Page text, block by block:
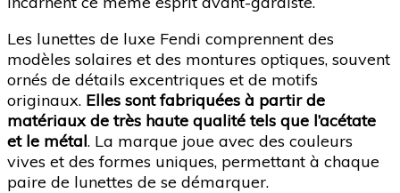
Les lunettes de luxe Fendi comprennent des
modèles solaires et des montures optiques, souvent
ornés de détails excentriques et de motifs
originaux. Elles sont fabriquées à partir de
matériaux de très haute qualité tels que l’acétate
et le métal. La marque joue avec des couleurs
vives et des formes uniques, permettant à chaque
paire de lunettes de se démarquer.